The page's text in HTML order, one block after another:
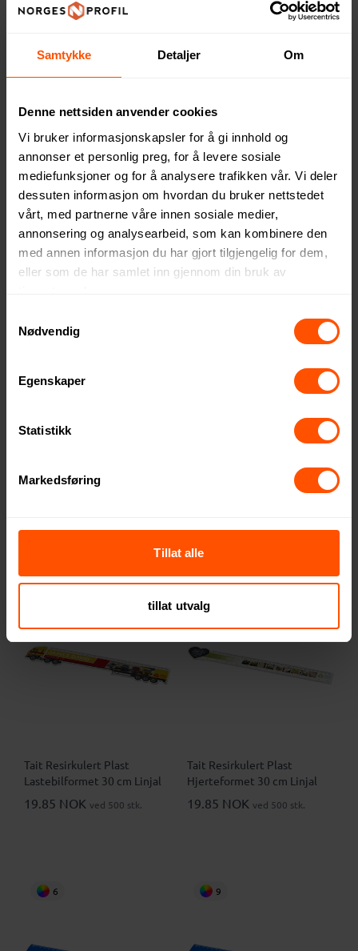
Samtykke Detaljer Om
Denne nettsiden anvender cookies
Vi bruker informasjonskapsler for å gi innhold og
annonser et personlig preg, for å levere sosiale
mediefunksjoner og for å analysere trafikken vår. Vi deler
dessuten informasjon om hvordan du bruker nettstedet
vårt, med partnerne våre innen sosiale medier,
annonsering og analysearbeid, som kan kombinere den
med annen informasjon du har gjort tilgjengelig for dem,
eller som de har samlet inn gjennom din bruk av
Nødvendig
Egenskaper
Statistikk
Markedsføring
Tillat alle
tillat utvalg
Terran Resirkulert Plast 15
8.30 NOK ved 500 stk.
Renzo Plast 15 cm Linjal
8.30 NOKved 500 stk.
8.87 NOK ved 1000 stk.
Lastebilformet 15 cm Linjal
Tait Resirkulert Plast
Lastebilformet 30 cm Linjal
19.85 NOK ved 500 stk.
Tait Resirkulert Plast
Hjerteformet 30 cm Linjal
19.85 NOK ved 500 stk.
6 9